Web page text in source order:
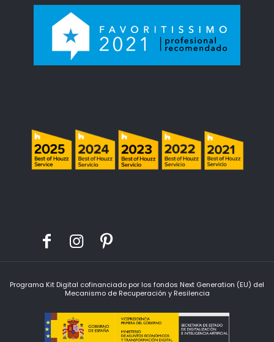
Programa Kit Digital cofinanciado por los fondos Next Generation (EU) del
Mecanismo de Recuperación y Resilencia